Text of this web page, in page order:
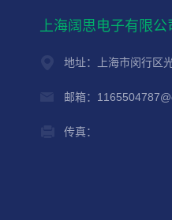
上海阔思电子有限公
地址：上海市闵行区
邮箱：
传真：